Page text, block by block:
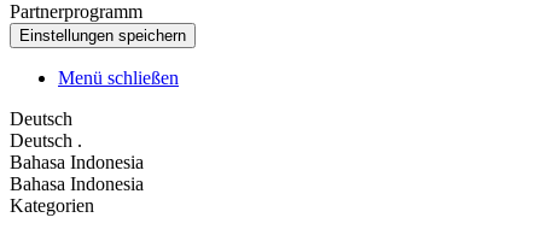
Partnerprogramm
Menü schließen
Deutsch
Deutsch .
Bahasa Indonesia
Bahasa Indonesia
Kategorien